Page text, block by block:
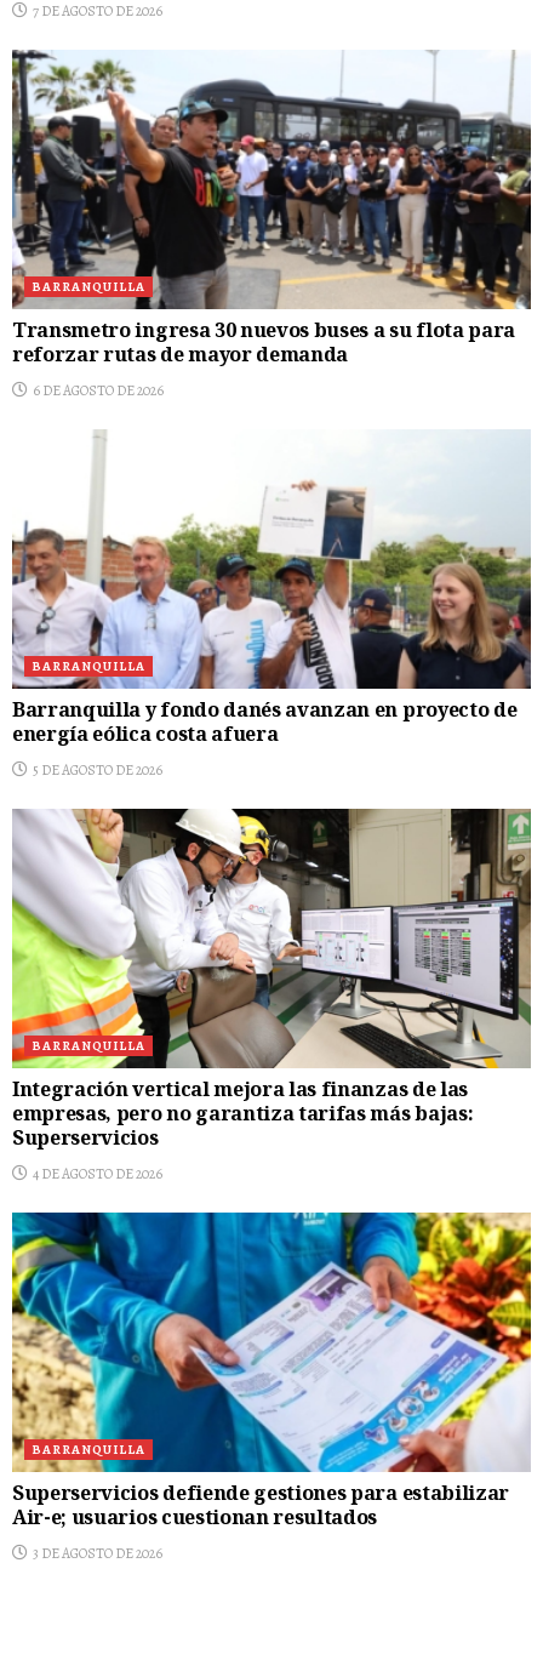
7 DE AGOSTO DE 2026
BARRANQUILLA
Transmetro ingresa 30 nuevos buses a su flota para
reforzar rutas de mayor demanda
6 DE AGOSTO DE 2026
BARRANQUILLA
Barranquilla y fondo danés avanzan en proyecto de
energía eólica costa afuera
5 DE AGOSTO DE 2026
BARRANQUILLA
Integración vertical mejora las finanzas de las
empresas, pero no garantiza tarifas más bajas:
Superservicios
4 DE AGOSTO DE 2026
BARRANQUILLA
Superservicios defiende gestiones para estabilizar
Air-e; usuarios cuestionan resultados
3 DE AGOSTO DE 2026